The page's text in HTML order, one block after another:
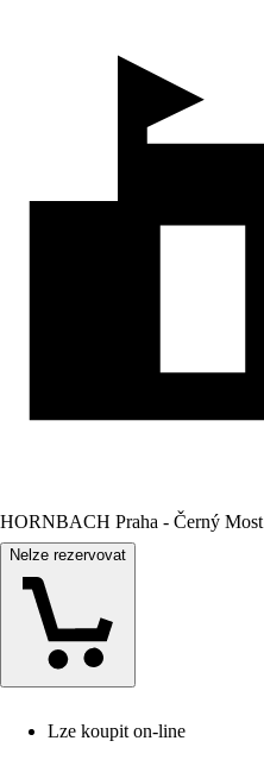
HORNBACH Praha - Černý Most
Nelze rezervovat
Lze koupit on-line